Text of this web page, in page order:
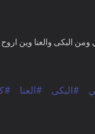
البكى والعنا وين
#البكى #العنا